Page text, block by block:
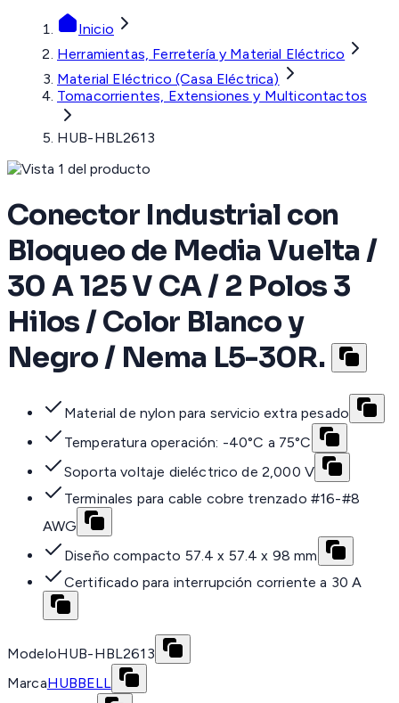
Inicio
Herramientas, Ferretería y Material Eléctrico
Material Eléctrico (Casa Eléctrica)
Tomacorrientes, Extensiones y Multicontactos
HUB-HBL2613
Conector Industrial con
Bloqueo de Media Vuelta /
30 A 125 V CA / 2 Polos 3
Hilos / Color Blanco y
Negro / Nema L5-30R.
Material de nylon para servicio extra pesado
Temperatura operación: -40°C a 75°C
Soporta voltaje dieléctrico de 2,000 V
Terminales para cable cobre trenzado #16-#8
AWG
Diseño compacto 57.4 x 57.4 x 98 mm
Certificado para interrupción corriente a 30 A
ModeloHUB-HBL2613
MarcaHUBBELL